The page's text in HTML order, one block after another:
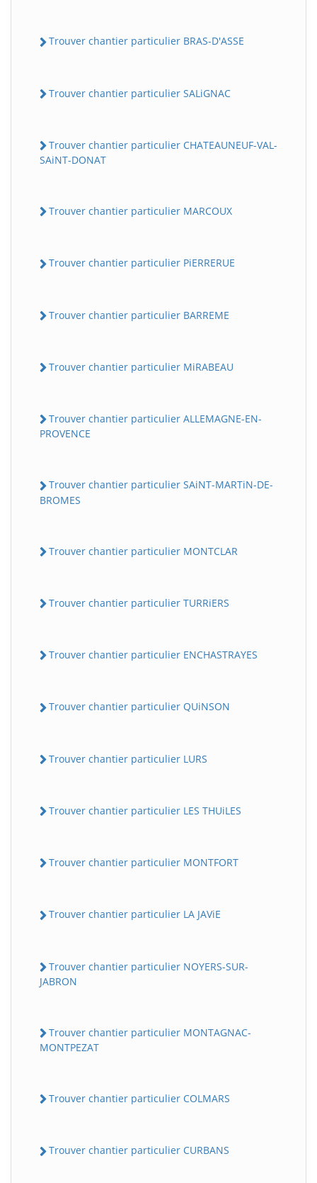
Trouver chantier particulier BRAS-D'ASSE
Trouver chantier particulier SALiGNAC
Trouver chantier particulier CHATEAUNEUF-VAL-
SAiNT-DONAT
Trouver chantier particulier MARCOUX
Trouver chantier particulier PiERRERUE
Trouver chantier particulier BARREME
Trouver chantier particulier MiRABEAU
Trouver chantier particulier ALLEMAGNE-EN-
PROVENCE
Trouver chantier particulier SAiNT-MARTiN-DE-
BROMES
Trouver chantier particulier MONTCLAR
Trouver chantier particulier TURRiERS
Trouver chantier particulier ENCHASTRAYES
Trouver chantier particulier QUiNSON
Trouver chantier particulier LURS
Trouver chantier particulier LES THUiLES
Trouver chantier particulier MONTFORT
Trouver chantier particulier LA JAViE
Trouver chantier particulier NOYERS-SUR-
JABRON
Trouver chantier particulier MONTAGNAC-
MONTPEZAT
Trouver chantier particulier COLMARS
Trouver chantier particulier CURBANS